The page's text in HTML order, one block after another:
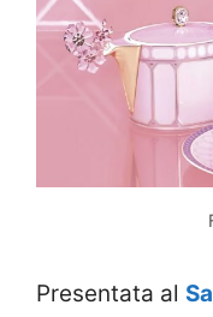
Presentata al